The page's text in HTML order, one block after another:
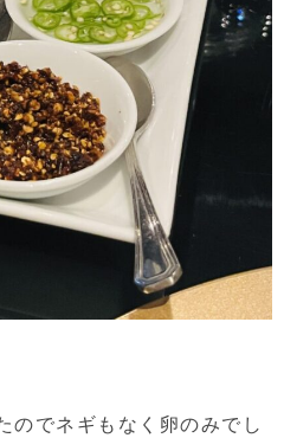
のでネギもなく卵のみでし